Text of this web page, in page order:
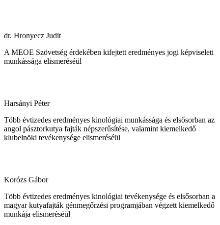
dr. Hronyecz Judit
A MEOE Szövetség érdekében kifejtett eredményes jogi képviseleti
munkássága elismeréséül
Harsányi Péter
Több évtizedes eredményes kinológiai munkássága és elsősorban az
angol pásztorkutya fajták népszerűsítése, valamint kiemelkedő
klubelnöki tevékenysége elismeréséül
Korózs Gábor
Több évtizedes eredményes kinológiai tevékenysége és elsősorban a
magyar kutyafajták génmegőrzési programjában végzett kiemelkedő
munkája elismeréséül